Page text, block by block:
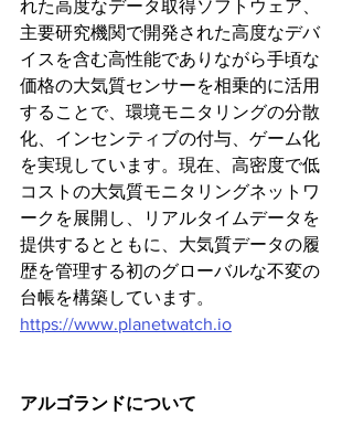
れた高度なデータ取得ソフトウェア、
主要研究機関で開発された高度なデバ
イスを含む高性能でありながら手頃な
価格の大気質センサーを相乗的に活用
することで、環境モニタリングの分散
化、インセンティブの付与、ゲーム化
を実現しています。現在、高密度で低
コストの大気質モニタリングネットワ
ークを展開し、リアルタイムデータを
提供するとともに、大気質データの履
歴を管理する初のグローバルな不変の
台帳を構築しています。
https://www.planetwatch.io
アルゴランドについて